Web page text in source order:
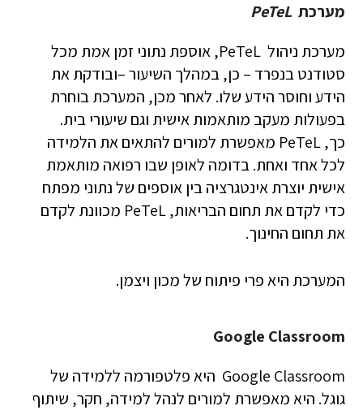
מערכת PeTeL
מערכת ניהול PeTeL, אוספת נתוני זמן אמת מכל
סטודנט בנפרד – כן, במהלך השיעור –ובודקת את
הידע וחוסר הידע שלו. לאחר מכן, המערכת בוחרת
בפעולות מעקב מותאמות אישית וגם שיעורי בית.
כך, PeTeL מאפשרת למורים להתאים את הלמידה
לכל אחד ואחת. בדומה לאופן שבו רפואה מותאמת
אישית יוצרת אינטגרציה בין אוספים של נתוני מפתח
כדי לקדם את תחום הבריאות, PeTeL מכוונת לקדם
את תחום החינוך.
המערכת היא פרי פיתוח של מכון ויצמן.
Google Classroom
Google Classroom היא פלטפורמה ללמידה של
גוגל. היא מאפשרת למורים לנהל למידה, חקר, שיתוף